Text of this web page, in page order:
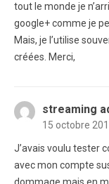
tout le monde je
google+ comme je
Mais, je l’utilise
créées. Merci,
streaming
15 octobre
J’avais voulu tester
avec mon compte